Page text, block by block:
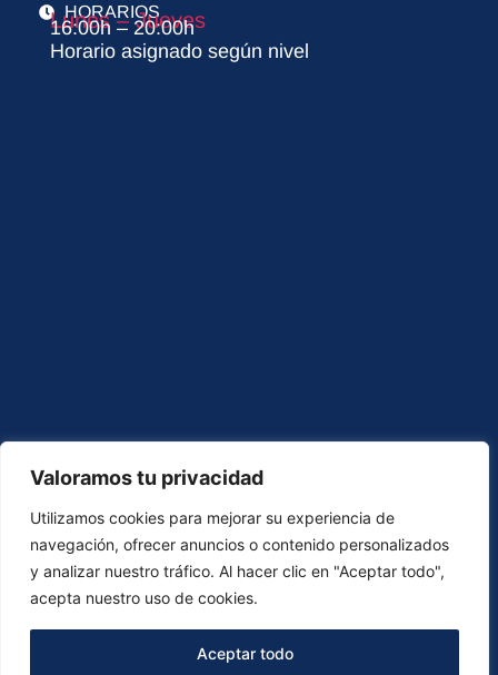
Valoramos tu privacidad
Utilizamos cookies para mejorar su experiencia de
navegación, ofrecer anuncios o contenido personalizados
y analizar nuestro tráfico. Al hacer clic en "Aceptar todo",
acepta nuestro uso de cookies.
Aceptar todo
HORARIOS
Lunes – Jueves
16:00h – 20:00h
Horario asignado según nivel
Copyright © 2024. Todos los derechos reservados a Do and Learn